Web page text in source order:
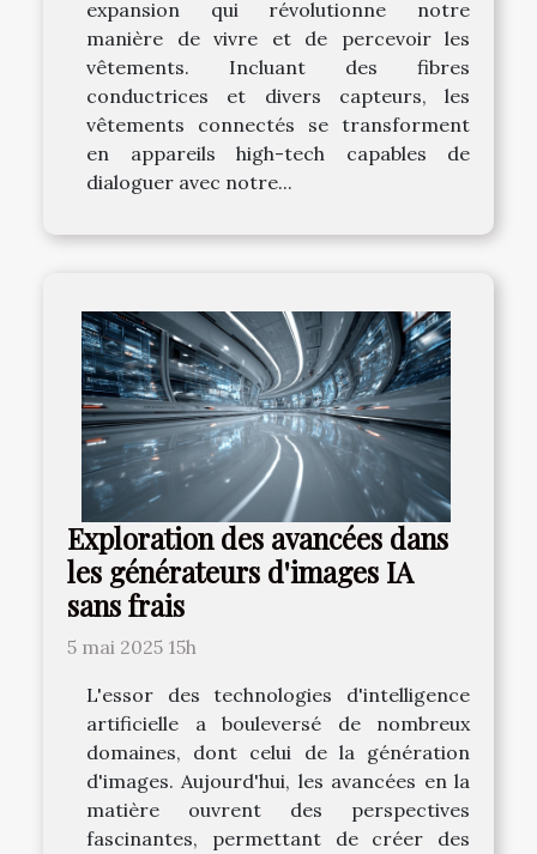
expansion qui révolutionne notre
manière de vivre et de percevoir les
vêtements. Incluant des fibres
conductrices et divers capteurs, les
vêtements connectés se transforment
en appareils high-tech capables de
dialoguer avec notre...
Exploration des avancées dans
les générateurs d'images IA
sans frais
5 mai 2025 15h
L'essor des technologies d'intelligence
artificielle a bouleversé de nombreux
domaines, dont celui de la génération
d'images. Aujourd'hui, les avancées en la
matière ouvrent des perspectives
fascinantes, permettant de créer des